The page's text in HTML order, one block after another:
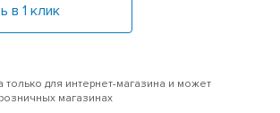
в 1 клик
только для интернет-магазина и может
магазинах